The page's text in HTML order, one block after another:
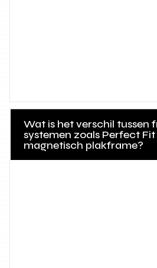
Wat is het verschil tussen
systemen zoals Perfect
magnetisch plakframe?